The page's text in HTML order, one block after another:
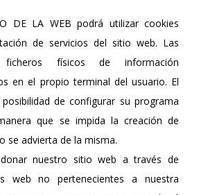
DE LA WEB podrá utilizar cookies
de servicios del sitio web. Las
físicos de información
en el propio terminal del usuario. El
de configurar su programa
que se impida la creación de
se advierta de la misma.
nuestro sitio web a través de
web no pertenecientes a nuestra